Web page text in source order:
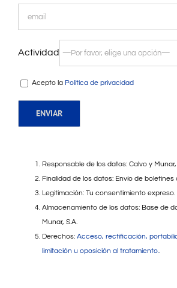
Actividad
Acepto la Política de privacidad
Responsable de los datos: Calvo y Munar,
Finalidad de los datos: Envío de
Legitimación: Tu consentimiento expreso.
Almacenamiento de los datos: Base de
Munar, S.A.
Derechos: Acceso, rectificación,
limitación u oposición al tratamiento..